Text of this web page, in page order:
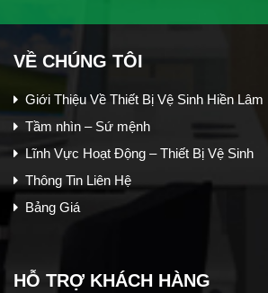
VỀ CHÚNG TÔI
Giới Thiệu Về Thiết Bị Vệ Sinh Hiền Lâm
Tầm nhìn – Sứ mệnh
Lĩnh Vực Hoạt Động – Thiết Bị Vệ Sinh
Thông Tin Liên Hệ
Bảng Giá
HỖ TRỢ KHÁCH HÀNG